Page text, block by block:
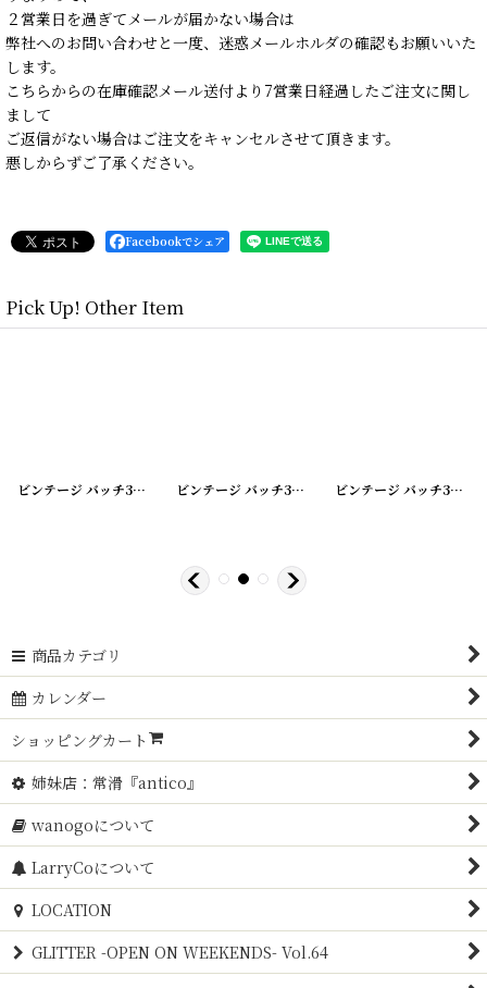
２営業日を過ぎてメールが届かない場合は
弊社へのお問い合わせと一度、迷惑メールホルダの確認もお願いいた
します。
こちらからの在庫確認メール送付より7営業日経過したご注文に関し
まして
ご返信がない場合はご注文をキャンセルさせて頂きます。
悪しからずご了承ください。
Facebookでシェア
Pick Up! Other Item
[20200422-6] ビンテージ バッチ3個SET [20200422-5] ビンテージ バッチ3個SET [20200422-3] ビンテージ バッチ3個SET
商品カテゴリ
カレンダー
ショッピングカート
姉妹店：常滑『antico』
wanogoについて
LarryCoについて
LOCATION
GLITTER -OPEN ON WEEKENDS- Vol.64